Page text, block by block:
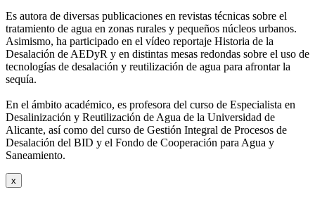
Es autora de diversas publicaciones en revistas técnicas sobre el
tratamiento de agua en zonas rurales y pequeños núcleos urbanos.
Asimismo, ha participado en el vídeo reportaje Historia de la
Desalación de AEDyR y en distintas mesas redondas sobre el uso de
tecnologías de desalación y reutilización de agua para afrontar la
sequía.
En el ámbito académico, es profesora del curso de Especialista en
Desalinización y Reutilización de Agua de la Universidad de
Alicante, así como del curso de Gestión Integral de Procesos de
Desalación del BID y el Fondo de Cooperación para Agua y
Saneamiento.
x